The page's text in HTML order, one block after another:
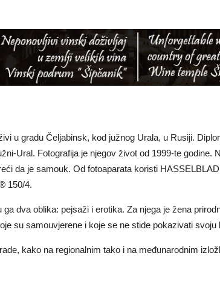
u gradu Čeljabinsk, kod južnog Urala, u Rusiji.
Ural. Fotografija je njegov život od 1999-te godine.
da je samouk. Od fotoaparata koristi
150/4.
ga dva oblika: pejsaži i erotika. Za njega je žena
su samouvjerene i koje se ne stide pokazivati svoju
kako na regionalnim tako i na međunarodnim